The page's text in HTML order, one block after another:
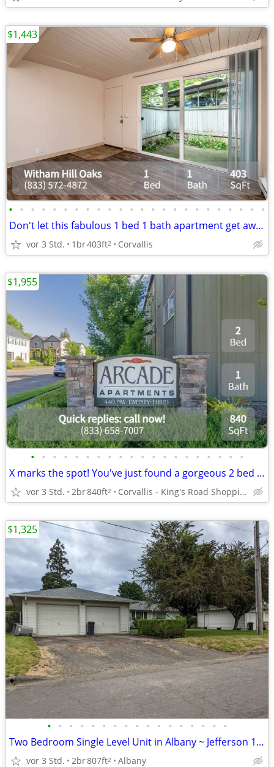
• • • • • • • • • • • • • • • • • • • • • • • •
Don't let this fabulous 1 bed 1 bath apartment get away!!
vor 3 Std. 1br403ft2 Corvallis
$1,443
• • • • • • • • • • • • • • • • • • • •
X marks the spot! You've just found a gorgeous 2 bed / 1 bath!
vor 3 Std. 2br840ft2 Corvallis - King's Road Shopping Center
$1,955
• • • • • • • • • • • • • • • • •
Two Bedroom Single Level Unit in Albany ~ Jefferson 1810
vor 3 Std. 2br807ft2 Albany
$1,325